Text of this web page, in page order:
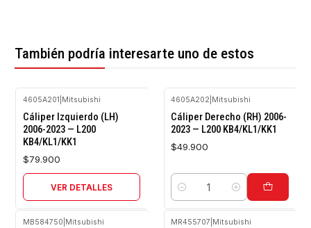
También podría interesarte uno de estos
4605A201 Mitsubishi
Cáliper Izquierdo (LH)
2006-2023 — L200
KB4/KL1/KK1
$79.900
VER DETALLES
4605A202 Mitsubishi
Cáliper Derecho (RH) 2006-
2023 — L200 KB4/KL1/KK1
$49.900
Cantidad
MB584750 Mitsubishi MR455707 Mitsubishi